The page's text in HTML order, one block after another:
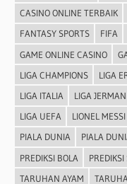
CASINO ONLINE TERBAIK
FANTASY SPORTS
FIFA
GAME ONLINE CASINO
LIGA CHAMPIONS
LIGA
LIGA ITALIA
LIGA JERMAN
LIGA UEFA
LIONEL MESSI
PIALA DUNIA
PIALA
PREDIKSI BOLA
PREDIKSI
TARUHAN AYAM